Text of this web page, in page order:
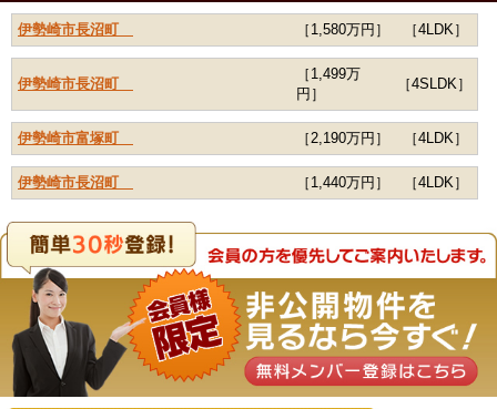
伊勢崎市長沼町 ［1,580万円］ ［4LDK］
伊勢崎市長沼町
［1,499万
円］
［4SLDK］
伊勢崎市富塚町 ［2,190万円］ ［4LDK］
伊勢崎市長沼町 ［1,440万円］ ［4LDK］